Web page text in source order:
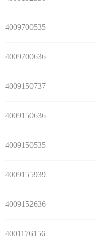
4009700535
4009700636
4009150737
4009150636
4009150535
4009155939
4009152636
4001176156